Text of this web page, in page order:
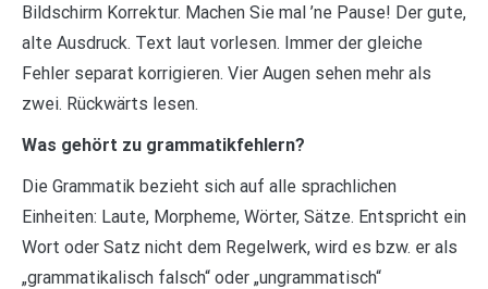
Bildschirm Korrektur. Machen Sie mal ’ne Pause! Der gute,
alte Ausdruck. Text laut vorlesen. Immer der gleiche
Fehler separat korrigieren. Vier Augen sehen mehr als
zwei. Rückwärts lesen.
Was gehört zu grammatikfehlern?
Die Grammatik bezieht sich auf alle sprachlichen
Einheiten: Laute, Morpheme, Wörter, Sätze. Entspricht ein
Wort oder Satz nicht dem Regelwerk, wird es bzw. er als
„grammatikalisch falsch“ oder „ungrammatisch“